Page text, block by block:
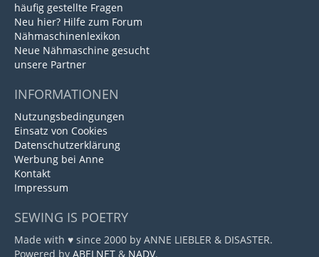
häufig gestellte Fragen
Neu hier? Hilfe zum Forum
Nähmaschinenlexikon
Neue Nähmaschine gesucht
unsere Partner
INFORMATIONEN
Nutzungsbedingungen
Einsatz von Cookies
Datenschutzerklärung
Werbung bei Anne
Kontakt
Impressum
SEWING IS POETRY
Made with ♥ since 2000 by ANNE LIEBLER & DISASTER.
Powered by ABELNET & NADV.